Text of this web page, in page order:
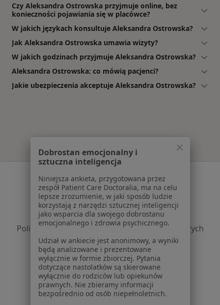
Czy Aleksandra Ostrowska przyjmuje online, bez
konieczności pojawiania się w placówce?
W jakich językach konsultuje Aleksandra Ostrowska?
Jak Aleksandra Ostrowska umawia wizyty?
W jakich godzinach przyjmuje Aleksandra Ostrowska?
Aleksandra Ostrowska: co mówią pacjenci?
Jakie ubezpieczenia akceptuje Aleksandra Ostrowska?
Serwis
Regulamin
Polityka prywatności pacjentów
Polityka prywatności profesjonalistów
Polityka prywatności dla profesjonalistów, których
dane pozyskaliśmy samodzielnie
Polityka cookies
Jak działają wyniki wyszukiwania
Dostępność
O nas
Praca Rekrutujemy!
Dobrostan emocjonalny i
sztuczna inteligencja
Niniejsza ankieta, przygotowana przez
zespół Patient Care Doctoralia, ma na celu
lepsze zrozumienie, w jaki sposób ludzie
korzystają z narzędzi sztucznej inteligencji
jako wsparcia dla swojego dobrostanu
emocjonalnego i zdrowia psychicznego.
Udział w ankiecie jest anonimowy, a wyniki
będą analizowane i prezentowane
wyłącznie w formie zbiorczej. Pytania
dotyczące nastolatków są skierowane
wyłącznie do rodziców lub opiekunów
prawnych. Nie zbieramy informacji
bezpośrednio od osób niepełnoletnich.